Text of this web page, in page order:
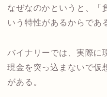
なぜなのかというと、「
いう特性があるからであ
バイナリーでは、実際に
現金を突っ込まないで仮
がある。